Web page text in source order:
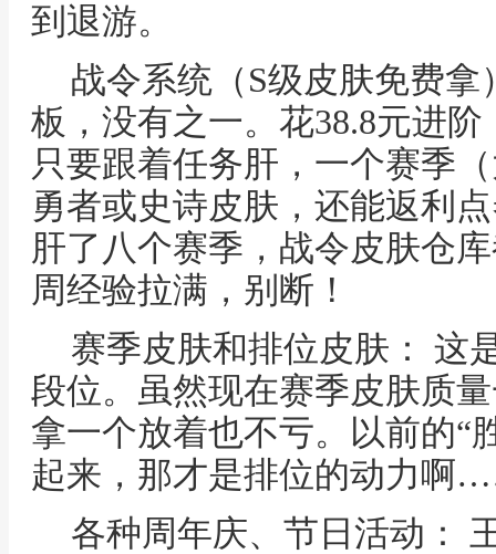
到退游。
战令系统（S级皮肤免费
板，没有之一。花38.8元进
只要跟着任务肝，一个赛季
勇者或史诗皮肤，还能返利
肝了八个赛季，战令皮肤仓
周经验拉满，别断！
赛季皮肤和排位皮肤： 这
段位。虽然现在赛季皮肤质
拿一个放着也不亏。以前的“
起来，那才是排位的动力啊
各种周年庆、节日活动：